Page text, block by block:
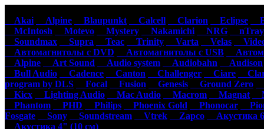
Akai
Alpine Blaupunkt Calcell Clarion Eclipse
McIntosh
Motevo Mystery Nakamichi NRG
nTray
Soundmax
Supra Teac Trinity Varta Velas
Автомагнитолы с DVD
Автомагнитолы с USB
Alpine
Art Sound Audio system Audiobahn
Audison
Bull Audio
Cadence Canton Challenger Ciare
program by DLS
Focal Fusion Genesis Ground Zero
Kicx
Lighting Audio Mac Audio Macrom Magnat
Phantom
PHD Philips Phoenix Gold Phonocar
Fosgate
Sony Soundstream Vtrek Zapco
Акустика
Акустика 4" (10 см)